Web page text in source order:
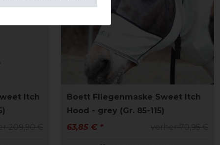
Itch
Boett Fliegenmaske Sweet Itch
Hood - grey (Gr. 85-115)
63,85 € *